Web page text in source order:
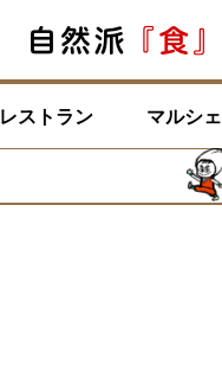
レストラン マルシェ